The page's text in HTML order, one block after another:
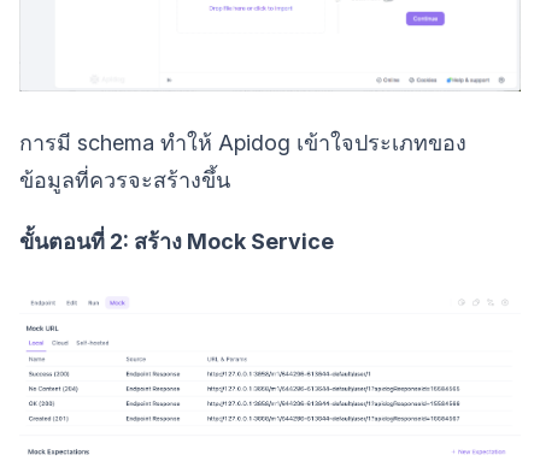
การมี schema ทำให้ Apidog เข้าใจประเภทของ
ข้อมูลที่ควรจะสร้างขึ้น
ขั้นตอนที่ 2: สร้าง Mock Service